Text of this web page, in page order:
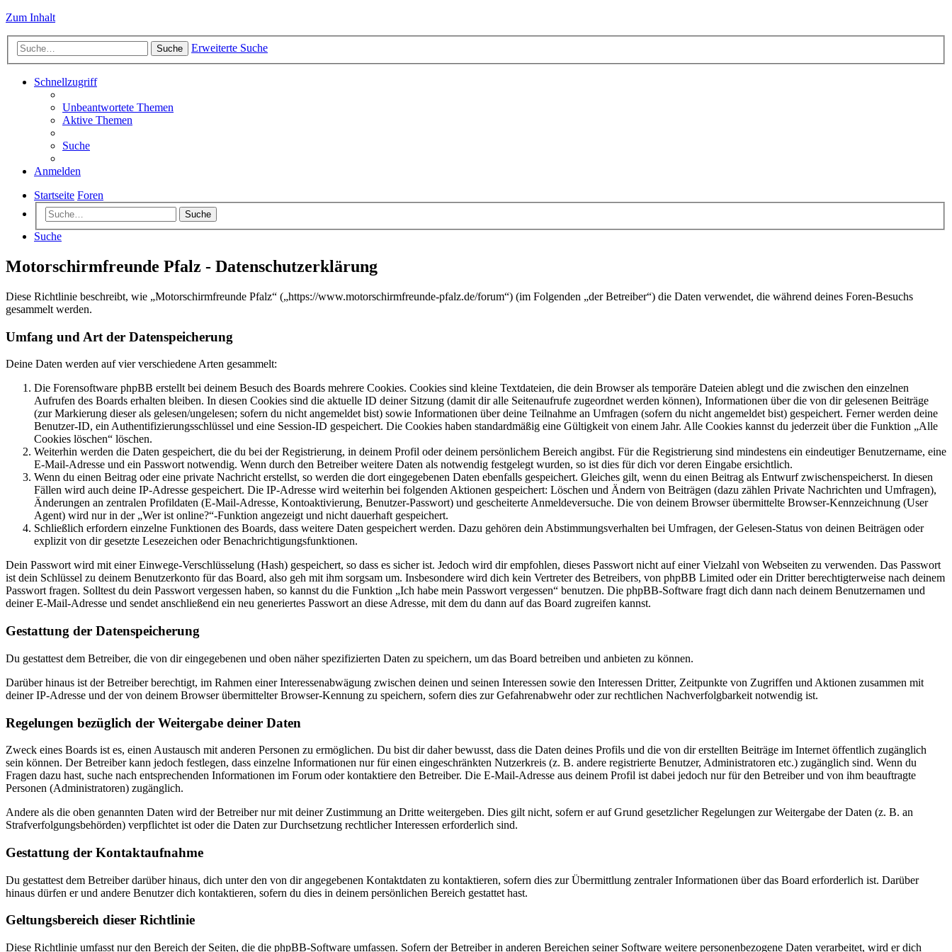
Zum Inhalt
Suche Erweiterte Suche
Schnellzugriff
Unbeantwortete Themen
Aktive Themen
Suche
Anmelden
Startseite Foren
Suche
Suche
Motorschirmfreunde Pfalz - Datenschutzerklärung
Diese Richtlinie beschreibt, wie „Motorschirmfreunde Pfalz“ („https://www.motorschirmfreunde-pfalz.de/forum“) (im Folgenden „der Betreiber“) die Daten verwendet, die während deines Foren-Besuchs
gesammelt werden.
Umfang und Art der Datenspeicherung
Deine Daten werden auf vier verschiedene Arten gesammelt:
Die Forensoftware phpBB erstellt bei deinem Besuch des Boards mehrere Cookies. Cookies sind kleine Textdateien, die dein Browser als temporäre Dateien ablegt und die zwischen den einzelnen
Aufrufen des Boards erhalten bleiben. In diesen Cookies sind die aktuelle ID deiner Sitzung (damit dir alle Seitenaufrufe zugeordnet werden können), Informationen über die von dir gelesenen Beiträge
(zur Markierung dieser als gelesen/ungelesen; sofern du nicht angemeldet bist) sowie Informationen über deine Teilnahme an Umfragen (sofern du nicht angemeldet bist) gespeichert. Ferner werden deine
Benutzer-ID, ein Authentifizierungsschlüssel und eine Session-ID gespeichert. Die Cookies haben standardmäßig eine Gültigkeit von einem Jahr. Alle Cookies kannst du jederzeit über die Funktion „Alle
Cookies löschen“ löschen.
Weiterhin werden die Daten gespeichert, die du bei der Registrierung, in deinem Profil oder deinem persönlichem Bereich angibst. Für die Registrierung sind mindestens ein eindeutiger Benutzername, eine
E-Mail-Adresse und ein Passwort notwendig. Wenn durch den Betreiber weitere Daten als notwendig festgelegt wurden, so ist dies für dich vor deren Eingabe ersichtlich.
Wenn du einen Beitrag oder eine private Nachricht erstellst, so werden die dort eingegebenen Daten ebenfalls gespeichert. Gleiches gilt, wenn du einen Beitrag als Entwurf zwischenspeicherst. In diesen
Fällen wird auch deine IP-Adresse gespeichert. Die IP-Adresse wird weiterhin bei folgenden Aktionen gespeichert: Löschen und Ändern von Beiträgen (dazu zählen Private Nachrichten und Umfragen),
Änderungen an zentralen Profildaten (E-Mail-Adresse, Kontoaktivierung, Benutzer-Passwort) und gescheiterte Anmeldeversuche. Die von deinem Browser übermittelte Browser-Kennzeichnung (User
Agent) wird nur in der „Wer ist online?“-Funktion angezeigt und nicht dauerhaft gespeichert.
Schließlich erfordern einzelne Funktionen des Boards, dass weitere Daten gespeichert werden. Dazu gehören dein Abstimmungsverhalten bei Umfragen, der Gelesen-Status von deinen Beiträgen oder
explizit von dir gesetzte Lesezeichen oder Benachrichtigungsfunktionen.
Dein Passwort wird mit einer Einwege-Verschlüsselung (Hash) gespeichert, so dass es sicher ist. Jedoch wird dir empfohlen, dieses Passwort nicht auf einer Vielzahl von Webseiten zu verwenden. Das Passwort
ist dein Schlüssel zu deinem Benutzerkonto für das Board, also geh mit ihm sorgsam um. Insbesondere wird dich kein Vertreter des Betreibers, von phpBB Limited oder ein Dritter berechtigterweise nach deinem
Passwort fragen. Solltest du dein Passwort vergessen haben, so kannst du die Funktion „Ich habe mein Passwort vergessen“ benutzen. Die phpBB-Software fragt dich dann nach deinem Benutzernamen und
deiner E-Mail-Adresse und sendet anschließend ein neu generiertes Passwort an diese Adresse, mit dem du dann auf das Board zugreifen kannst.
Gestattung der Datenspeicherung
Du gestattest dem Betreiber, die von dir eingegebenen und oben näher spezifizierten Daten zu speichern, um das Board betreiben und anbieten zu können.
Darüber hinaus ist der Betreiber berechtigt, im Rahmen einer Interessenabwägung zwischen deinen und seinen Interessen sowie den Interessen Dritter, Zeitpunkte von Zugriffen und Aktionen zusammen mit
deiner IP-Adresse und der von deinem Browser übermittelter Browser-Kennung zu speichern, sofern dies zur Gefahrenabwehr oder zur rechtlichen Nachverfolgbarkeit notwendig ist.
Regelungen bezüglich der Weitergabe deiner Daten
Zweck eines Boards ist es, einen Austausch mit anderen Personen zu ermöglichen. Du bist dir daher bewusst, dass die Daten deines Profils und die von dir erstellten Beiträge im Internet öffentlich zugänglich
sein können. Der Betreiber kann jedoch festlegen, dass einzelne Informationen nur für einen eingeschränkten Nutzerkreis (z. B. andere registrierte Benutzer, Administratoren etc.) zugänglich sind. Wenn du
Fragen dazu hast, suche nach entsprechenden Informationen im Forum oder kontaktiere den Betreiber. Die E-Mail-Adresse aus deinem Profil ist dabei jedoch nur für den Betreiber und von ihm beauftragte
Personen (Administratoren) zugänglich.
Andere als die oben genannten Daten wird der Betreiber nur mit deiner Zustimmung an Dritte weitergeben. Dies gilt nicht, sofern er auf Grund gesetzlicher Regelungen zur Weitergabe der Daten (z. B. an
Strafverfolgungsbehörden) verpflichtet ist oder die Daten zur Durchsetzung rechtlicher Interessen erforderlich sind.
Gestattung der Kontaktaufnahme
Du gestattest dem Betreiber darüber hinaus, dich unter den von dir angegebenen Kontaktdaten zu kontaktieren, sofern dies zur Übermittlung zentraler Informationen über das Board erforderlich ist. Darüber
hinaus dürfen er und andere Benutzer dich kontaktieren, sofern du dies in deinem persönlichen Bereich gestattet hast.
Geltungsbereich dieser Richtlinie
Diese Richtlinie umfasst nur den Bereich der Seiten, die die phpBB-Software umfassen. Sofern der Betreiber in anderen Bereichen seiner Software weitere personenbezogene Daten verarbeitet, wird er dich